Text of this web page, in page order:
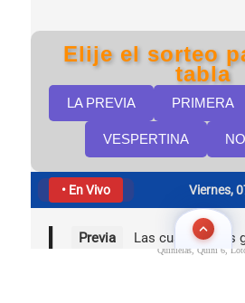
Quinielas, Quini 6,